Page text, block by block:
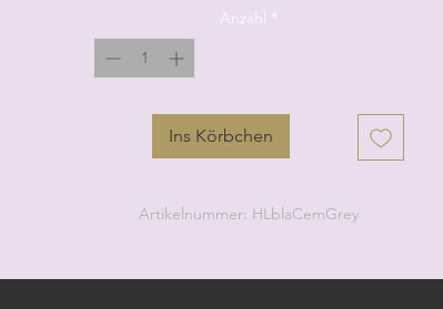
Anzahl *
Ins Körbchen
Artikelnummer: HLblaCemGrey